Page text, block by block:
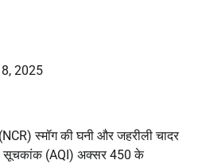
2025
स्मॉग की घनी और जहरीली चादर
सूचकांक (AQI) अक्सर 450 के